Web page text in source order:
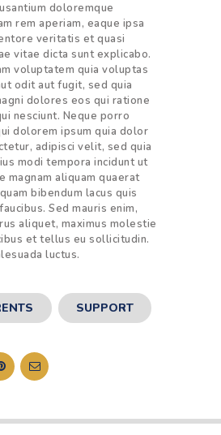
doloremque
rem aperiam, eaque ipsa
veritatis et quasi
vitae dicta sunt explicabo.
voluptatem quia voluptas
odit aut fugit, sed quia
dolores eos qui ratione
nesciunt. Neque porro
dolorem ipsum quia dolor
adipisci velit, sed quia
modi tempora incidunt ut
magnam aliquam quaerat
bibendum lacus quis
Sed mauris enim,
aliquet, maximus molestie
et tellus eu sollicitudin.
luctus.
, SUPPORT